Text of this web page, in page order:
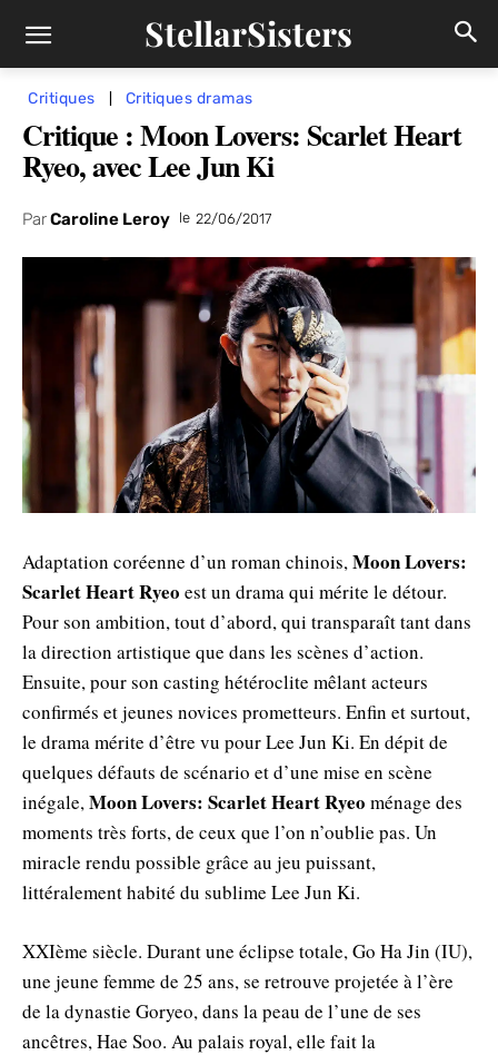
StellarSisters
Critiques Critiques dramas
Critique : Moon Lovers: Scarlet Heart
Ryeo, avec Lee Jun Ki
ParCaroline Leroy le 22/06/2017
Adaptation coréenne d’un roman chinois, Moon Lovers:
Scarlet Heart Ryeo est un drama qui mérite le détour.
Pour son ambition, tout d’abord, qui transparaît tant dans
la direction artistique que dans les scènes d’action.
Ensuite, pour son casting hétéroclite mêlant acteurs
confirmés et jeunes novices prometteurs. Enfin et surtout,
le drama mérite d’être vu pour Lee Jun Ki. En dépit de
quelques défauts de scénario et d’une mise en scène
inégale, Moon Lovers: Scarlet Heart Ryeo ménage des
moments très forts, de ceux que l’on n’oublie pas. Un
miracle rendu possible grâce au jeu puissant,
littéralement habité du sublime Lee Jun Ki.
XXIème siècle. Durant une éclipse totale, Go Ha Jin (IU),
une jeune femme de 25 ans, se retrouve projetée à l’ère
de la dynastie Goryeo, dans la peau de l’une de ses
ancêtres, Hae Soo. Au palais royal, elle fait la